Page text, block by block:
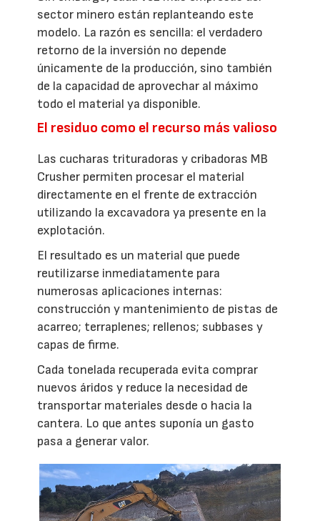
sector minero están replanteando este
modelo. La razón es sencilla: el verdadero
retorno de la inversión no depende
únicamente de la producción, sino también
de la capacidad de aprovechar al máximo
todo el material ya disponible.
El residuo como el recurso más valioso
Las cucharas trituradoras y cribadoras MB
Crusher permiten procesar el material
directamente en el frente de extracción
utilizando la excavadora ya presente en la
explotación.
El resultado es un material que puede
reutilizarse inmediatamente para
numerosas aplicaciones internas:
construcción y mantenimiento de pistas de
acarreo; terraplenes; rellenos; subbases y
capas de firme.
Cada tonelada recuperada evita comprar
nuevos áridos y reduce la necesidad de
transportar materiales desde o hacia la
cantera. Lo que antes suponía un gasto
pasa a generar valor.